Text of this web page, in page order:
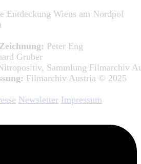
Entdeckung Wiens am Nordpol
Peter Eng
Gruber
Sammlung Filmarchiv
Filmarchiv Austria © 2025
Newsletter Impressum